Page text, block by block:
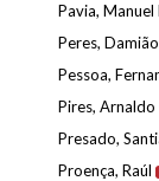
Pavia,
Peres, Damião
Pessoa,
Pires,
Presado,
Proença, Raúl